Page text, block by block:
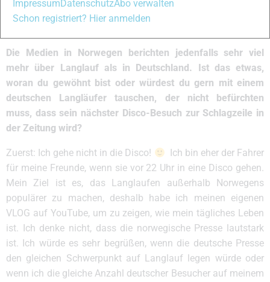
arbeitet gut mit meinem Großvater zusammen, der immer
Die Medien in Norwegen berichten jedenfalls sehr viel
mehr über Langlauf als in Deutschland. Ist das etwas,
woran du gewöhnt bist oder würdest du gern mit einem
deutschen Langläufer tauschen, der nicht befürchten
muss, dass sein nächster Disco-Besuch zur Schlagzeile in
der Zeitung wird?
Zuerst: Ich gehe nicht in die Disco!
Ich bin eher der Fahrer
für meine Freunde, wenn sie vor 22 Uhr in eine Disco gehen.
Mein Ziel ist es, das Langlaufen außerhalb Norwegens
populärer zu machen, deshalb habe ich meinen eigenen
VLOG auf YouTube, um zu zeigen, wie mein tägliches Leben
ist. Ich denke nicht, dass die norwegische Presse lautstark
ist. Ich würde es sehr begrüßen, wenn die deutsche Presse
den gleichen Schwerpunkt auf Langlauf legen würde oder
wenn ich die gleiche Anzahl deutscher Besucher auf meinem
ImpressumDatenschutzAbo verwalten
Schon registriert? Hier anmelden